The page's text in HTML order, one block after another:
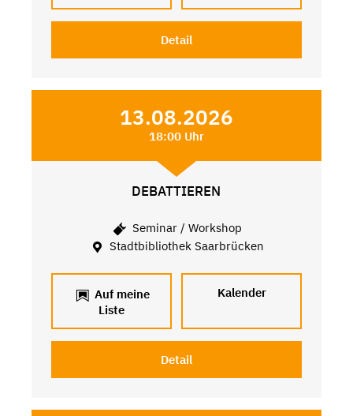
Detail
13.08.2026
18:00 Uhr
DEBATTIEREN
Seminar / Workshop
Stadtbibliothek Saarbrücken
Auf meine
Liste
Kalender
Detail